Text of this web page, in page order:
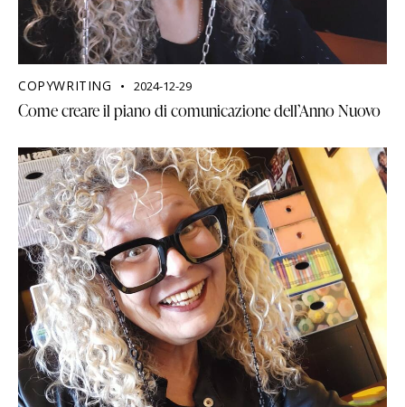
COPYWRITING 2024-12-29
Come creare il piano di comunicazione dell’Anno Nuovo